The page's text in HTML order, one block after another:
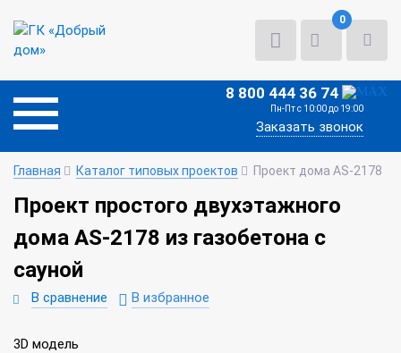
0
8 800 444 36 74
Пн-Пт с 10:00 до 19:00
Заказать звонок
Главная Каталог типовых проектов Проект дома AS-2178
Проект простого двухэтажного
дома AS-2178 из газобетона с
сауной
В сравнение В избранное
3D модель